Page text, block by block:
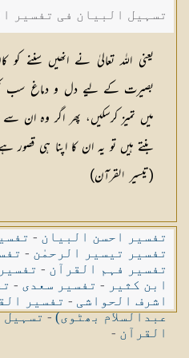
تسہیل البیان فی تفسیر
شکیلہ بنت میاں فضل حسین
یعنی اللہ تعالیٰ نے انھیں سننے کو
بصیرت کے لیے دل و دماغ سب کچھ
میں تمیز کرسکیں، پھر اگر وہ ان
بنتے ہیں تو یہ ان کا اپنا ہی قصور
(تیسیر ۱لقرآن)
تفسیر احسن البیان -
تفسیر تیسیر الرحمٰن -
تفسیر فہم القرآن -
ابن کثیر - تفسیر سعدی -
اشرف الحواشی - تفسیر
عبدالسلام بھٹوی)-تسہیل
القرآن -